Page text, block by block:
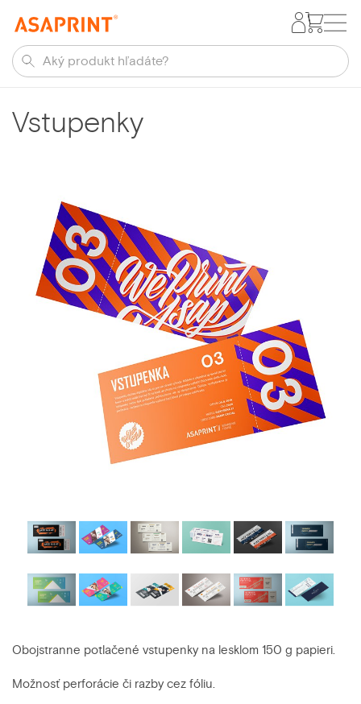
Vstupenky
Obojstranne potlačené vstupenky na lesklom 150 g papieri.
Možnosť perforácie či razby cez fóliu.